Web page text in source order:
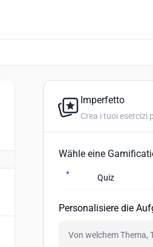
Imperfetto
Crea i tuoi esercizi
Wähle eine
Quiz
Personalisiere die